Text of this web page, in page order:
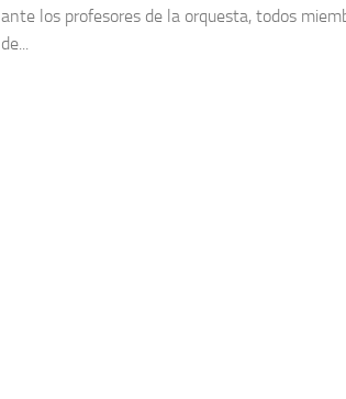
ante los profesores de la orquesta, todos
de...